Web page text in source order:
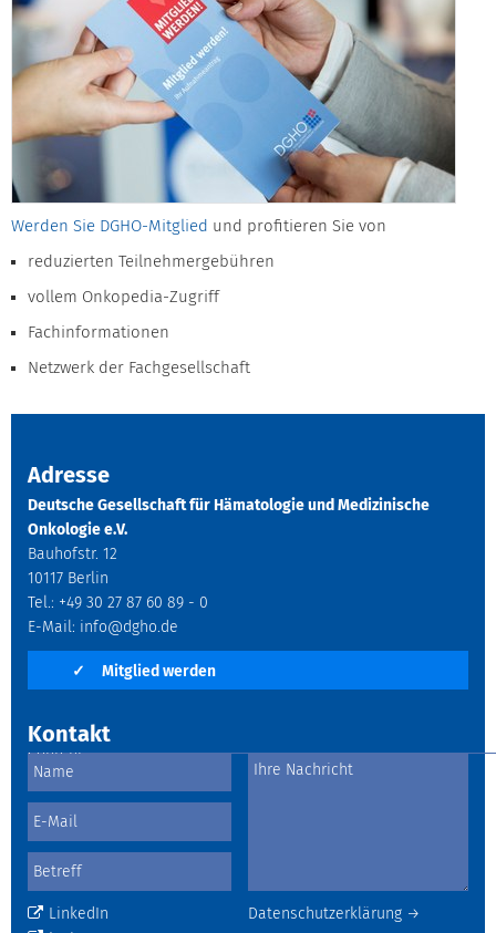
Werden Sie DGHO-Mitglied und profitieren Sie von
reduzierten Teilnehmergebühren
vollem Onkopedia-Zugriff
Fachinformationen
Netzwerk der Fachgesellschaft
Adresse
Deutsche Gesellschaft für Hämatologie und Medizinische
Onkologie e.V.
Bauhofstr. 12
10117 Berlin
Tel.: +49 30 27 87 60 89 - 0
E-Mail: info@dgho.de
✓ Mitglied werden
Kontakt
Datenschutzerklärung →
LinkedIn